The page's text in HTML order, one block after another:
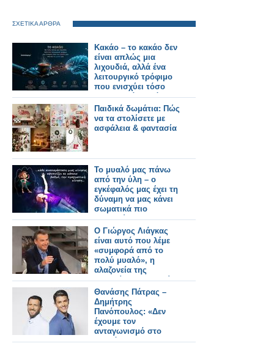
ΣΧΕΤΙΚΑ ΑΡΘΡΑ
Κακάο – το κακάο δεν
είναι απλώς μια
λιχουδιά, αλλά ένα
λειτουργικό τρόφιμο
που ενισχύει τόσο
την καρδιά μας όσο
και το μυαλό μας
Παιδικά δωμάτια: Πώς
να τα στολίσετε με
ασφάλεια & φαντασία
Το μυαλό μας πάνω
από την ύλη – ο
εγκέφαλός μας έχει τη
δύναμη να μας κάνει
σωματικά πιο
δυνατούς!
Ο Γιώργος Λιάγκας
είναι αυτό που λέμε
«συμφορά από το
πολύ μυαλό», η
αλαζονεία της
επιτυχίας - Το πρωί η
τηλεόραση δεν είναι
για να την βλέπει
κανείς
Θανάσης Πάτρας –
Δημήτρης
Πανόπουλος: «Δεν
έχουμε τον
ανταγωνισμό στο
μυαλό μας»